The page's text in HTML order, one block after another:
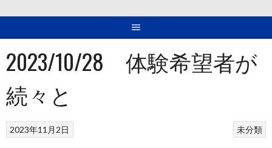
2023/10/28 体験希望者が
続々と
未分類
2023年11月2日